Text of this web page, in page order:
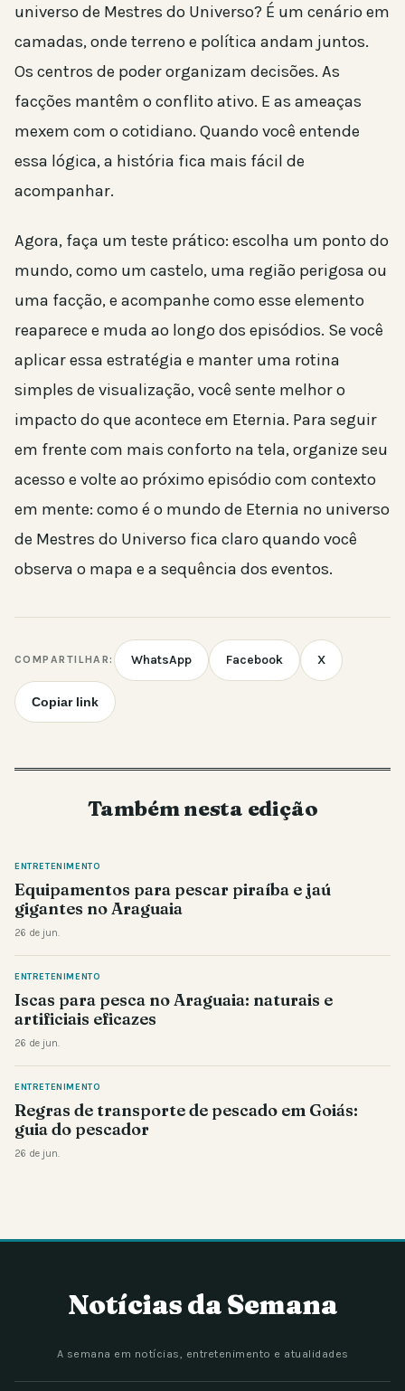
universo de Mestres do Universo? É um cenário em
camadas, onde terreno e política andam juntos.
Os centros de poder organizam decisões. As
facções mantêm o conflito ativo. E as ameaças
mexem com o cotidiano. Quando você entende
essa lógica, a história fica mais fácil de
acompanhar.
Agora, faça um teste prático: escolha um ponto do
mundo, como um castelo, uma região perigosa ou
uma facção, e acompanhe como esse elemento
reaparece e muda ao longo dos episódios. Se você
aplicar essa estratégia e manter uma rotina
simples de visualização, você sente melhor o
impacto do que acontece em Eternia. Para seguir
em frente com mais conforto na tela, organize seu
acesso e volte ao próximo episódio com contexto
em mente: como é o mundo de Eternia no universo
de Mestres do Universo fica claro quando você
observa o mapa e a sequência dos eventos.
COMPARTILHAR: WhatsApp Facebook X
Copiar link
Também nesta edição
ENTRETENIMENTO
Equipamentos para pescar piraíba e jaú
gigantes no Araguaia
26 de jun.
ENTRETENIMENTO
Iscas para pesca no Araguaia: naturais e
artificiais eficazes
26 de jun.
ENTRETENIMENTO
Regras de transporte de pescado em Goiás:
guia do pescador
26 de jun.
Notícias da Semana
A semana em notícias, entretenimento e atualidades